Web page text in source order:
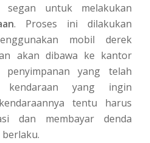
untuk melakukan
. Proses ini dilakukan
mobil derek
akan dibawa ke kantor
yang telah
kendaraan yang ingin
tentu harus
dan membayar denda